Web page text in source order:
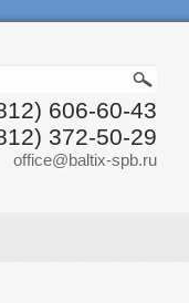
606-60-43
372-50-29
office@baltix-spb.ru